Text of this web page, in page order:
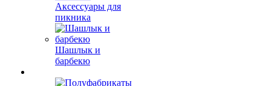
Аксессуары для
пикника
Шашлык и
барбекю